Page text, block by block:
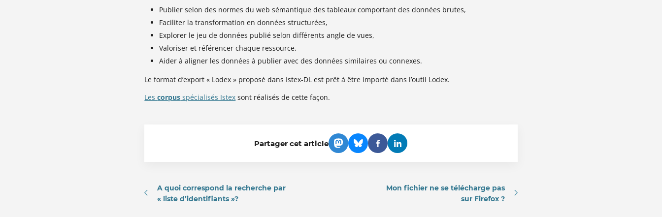
Publier selon des normes du web sémantique des tableaux comportant des données brutes,
Faciliter la transformation en données structurées,
Explorer le jeu de données publié selon différents angle de vues,
Valoriser et référencer chaque ressource,
Aider à aligner les données à publier avec des données similaires ou connexes.
Le format d’export « Lodex » proposé dans Istex-DL est prêt à être importé dans l’outil Lodex.
Lescorpus spécialisés Istex sont réalisés de cette façon.
Partager cet article
A quoi correspond la recherche par
« liste d’identifiants »?
Mon fichier ne se télécharge pas
sur Firefox ?